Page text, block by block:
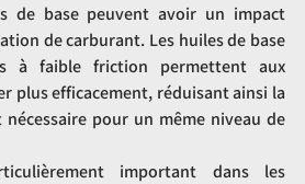
de base peuvent avoir un impact
de carburant. Les huiles de base
à faible friction permettent aux
plus efficacement, réduisant ainsi la
pour un même niveau de
important dans les